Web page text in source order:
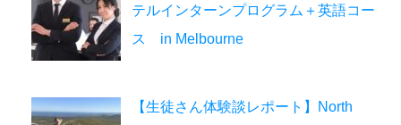
テルインターンプログラム＋英語コー
ス in Melbourne
【生徒さん体験談レポート】North